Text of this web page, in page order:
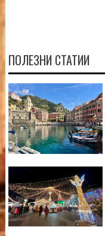
ПОЛЕЗНИ СТАТИИ